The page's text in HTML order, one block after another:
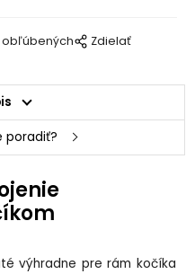
Zdielať
poradiť?
výhradne pre rám kočíka